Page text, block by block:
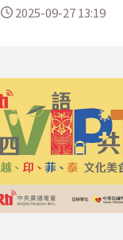
2025-09-27 13:19